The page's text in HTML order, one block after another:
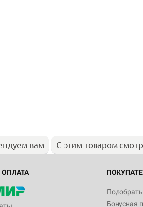
вам С этим товаром
ОПЛАТА
Подобрать
Бонусная